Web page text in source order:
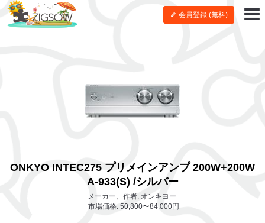
会員登録 (無料)
ONKYO INTEC275 プリメインアンプ 200W+200W
A-933(S) /シルバー
メーカー、作者: オンキヨー
市場価格: 50,800〜84,000円